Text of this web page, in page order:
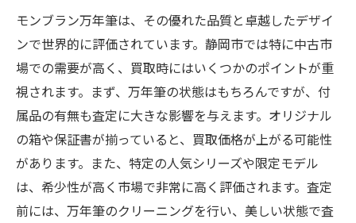
モンブラン万年筆は、その優れた品質と卓越したデザイ
ンで世界的に評価されています。静岡市では特に中古市
場での需要が高く、買取時にはいくつかのポイントが重
視されます。まず、万年筆の状態はもちろんですが、付
属品の有無も査定に大きな影響を与えます。オリジナル
の箱や保証書が揃っていると、買取価格が上がる可能性
があります。また、特定の人気シリーズや限定モデル
は、希少性が高く市場で非常に高く評価されます。査定
前には、万年筆のクリーニングを行い、美しい状態で査